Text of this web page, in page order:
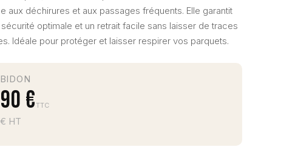
aux déchirures et aux passages fréquents. Elle garantit
sécurité optimale et un retrait facile sans laisser de traces
Idéale pour protéger et laisser respirer vos parquets.
€TTC
HT